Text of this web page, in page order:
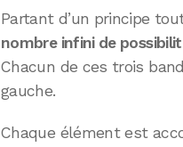
Partant d’un principe
nombre infini de
Chacun de ces trois
gauche.
Chaque élément est